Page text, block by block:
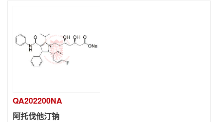
QA202200NA
阿托伐他汀钠